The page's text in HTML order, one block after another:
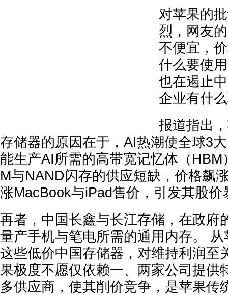
对苹果的
烈，网友
不便宜，
什么要使
也在遏止
企业有什
报道指出
存储器的原因在于，AI热潮使全球3
能生产AI所需的高带宽记忆体（HBM
M与NAND闪存的供应短缺，价格飙
涨MacBook与iPad售价，引发其股价
再者，中国长鑫与长江存储，在政府
量产手机与笔电所需的通用内存。
这些低价中国存储器，对维持利润至
果极度不愿仅依赖一、两家公司提供
多供应商，使其削价竞争，是苹果传